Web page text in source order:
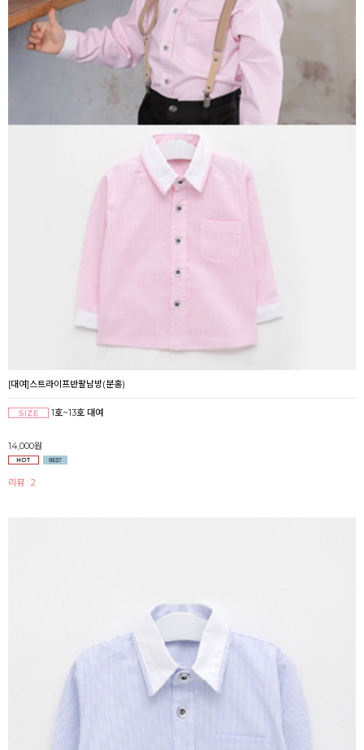
[대여]스트라이프반팔남방(분홍)
1호~13호 대여
14,000원
리뷰 : 2